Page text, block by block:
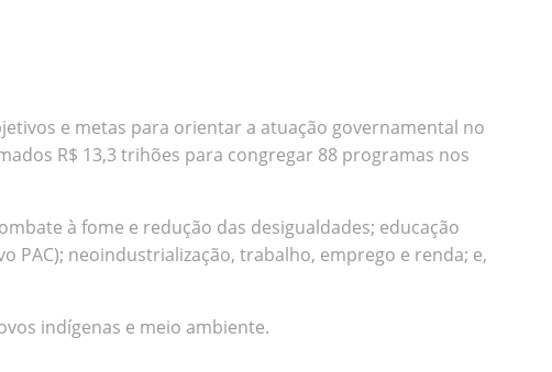
e metas para orientar a atuação governamental no
R$ 13,3 trihões para congregar 88 programas nos
à fome e redução das desigualdades; educação
PAC); neoindustrialização, trabalho, emprego e renda; e,
indígenas e meio ambiente.